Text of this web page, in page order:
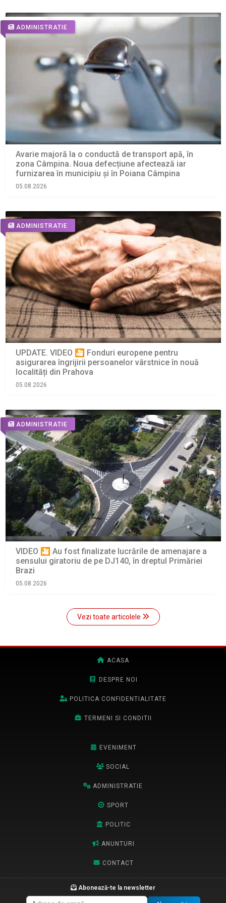
ADMINISTRATIE
Avarie majoră la o conductă de transport apă, în
zona Câmpina. Noua defecțiune afectează iar
furnizarea în municipiu și în Poiana Câmpina
05.08.2026
ADMINISTRATIE
UPDATE. VIDEO 🎦 Fonduri europene pentru
asigurarea îngrijirii persoanelor vârstnice în nouă
localități din Prahova
05.08.2026
ADMINISTRATIE
VIDEO 🎦 Au fost finalizate lucrările de amenajare a
sensului giratoriu de pe DJ140, în dreptul Primăriei
Brazi
05.08.2026
Vezi toate articolele
ACASA
DESPRE NOI
POLITICA CONFIDENTIALITATE
TERMENI SI CONDITII
EVENIMENT
SOCIAL
ADMINISTRATIE
SPORT
POLITIC
ANUNTURI
CONTACT
Abonează-te la newsletter